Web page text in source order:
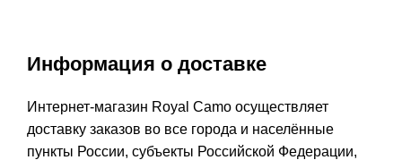
Информация о доставке
Интернет-магазин Royal Camo осуществляет
доставку заказов во все города и населённые
пункты России, субъекты Российской Федерации,